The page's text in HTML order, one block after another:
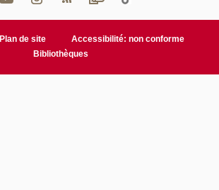
Plan de site
Accessibilité: non conforme
Bibliothèques